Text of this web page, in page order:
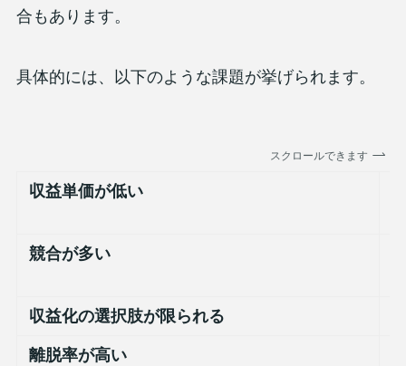
合もあります。
具体的には、以下のような課題が挙げられます。
スクロールできます
収益単価が低い
競合が多い
収益化の選択肢が限られる
離脱率が高い